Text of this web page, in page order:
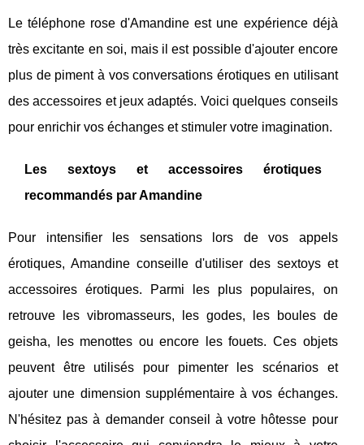
Le téléphone rose d'Amandine est une expérience déjà
très excitante en soi, mais il est possible d'ajouter encore
plus de piment à vos conversations érotiques en utilisant
des accessoires et jeux adaptés. Voici quelques conseils
pour enrichir vos échanges et stimuler votre imagination.
Les sextoys et accessoires érotiques
recommandés par Amandine
Pour intensifier les sensations lors de vos appels
érotiques, Amandine conseille d'utiliser des sextoys et
accessoires érotiques. Parmi les plus populaires, on
retrouve les vibromasseurs, les godes, les boules de
geisha, les menottes ou encore les fouets. Ces objets
peuvent être utilisés pour pimenter les scénarios et
ajouter une dimension supplémentaire à vos échanges.
N'hésitez pas à demander conseil à votre hôtesse pour